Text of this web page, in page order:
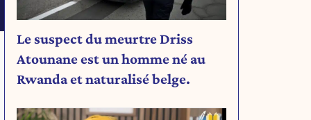
Le suspect du meurtre Driss
Atounane est un homme né au
Rwanda et naturalisé belge.